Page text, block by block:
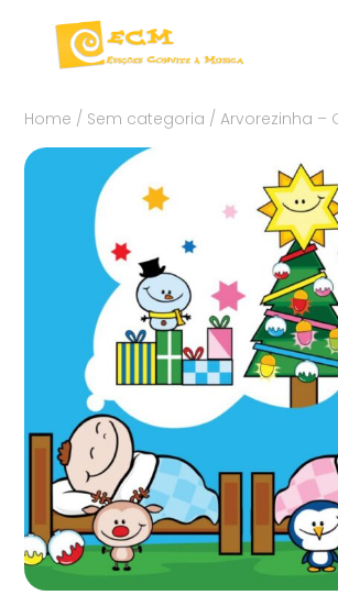
Home / Sem categoria / Arvorezinha –